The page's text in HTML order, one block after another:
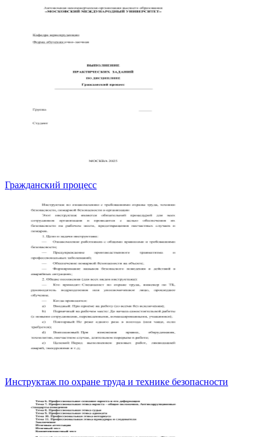
Гражданский процесс
Инструктаж по охране труда и технике безопасности